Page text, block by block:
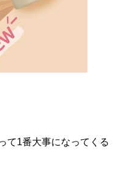
て1番大事になってくる